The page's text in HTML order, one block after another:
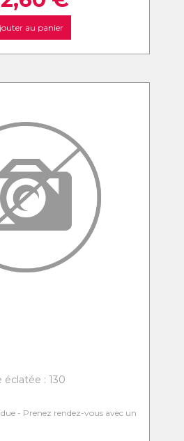
au panier
éclatée : 130
- Prenez rendez-vous avec un